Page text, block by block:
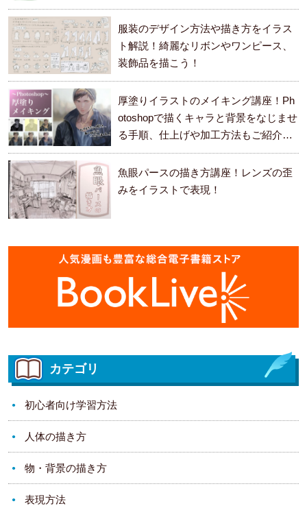
服装のデザイン方法や描き方をイラス
ト解説！綺麗なリボンやワンピース、
装飾品を描こう！
厚塗りイラストのメイキング講座！Ph
otoshopで描くキャラと背景をなじませ
る手順、仕上げや加工方法もご紹介し
ます。
魚眼パースの描き方講座！レンズの歪
みをイラストで表現！
カテゴリ
初心者向け学習方法
人体の描き方
物・背景の描き方
表現方法